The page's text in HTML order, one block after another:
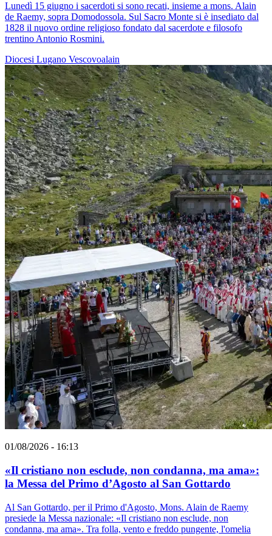
Lunedì 15 giugno i sacerdoti si sono recati, insieme a mons. Alain
de Raemy, sopra Domodossola. Sul Sacro Monte si è insediato dal
1828 il nuovo ordine religioso fondato dal sacerdote e filosofo
trentino Antonio Rosmini.
Diocesi Lugano Vescovoalain
01/08/2026 - 16:13
«Il cristiano non esclude, non condanna, ma ama»:
la Messa del Primo d’Agosto al San Gottardo
Al San Gottardo, per il Primo d'Agosto, Mons. Alain de Raemy
presiede la Messa nazionale: «Il cristiano non esclude, non
condanna, ma ama». Tra folla, vento e freddo pungente, l'omelia